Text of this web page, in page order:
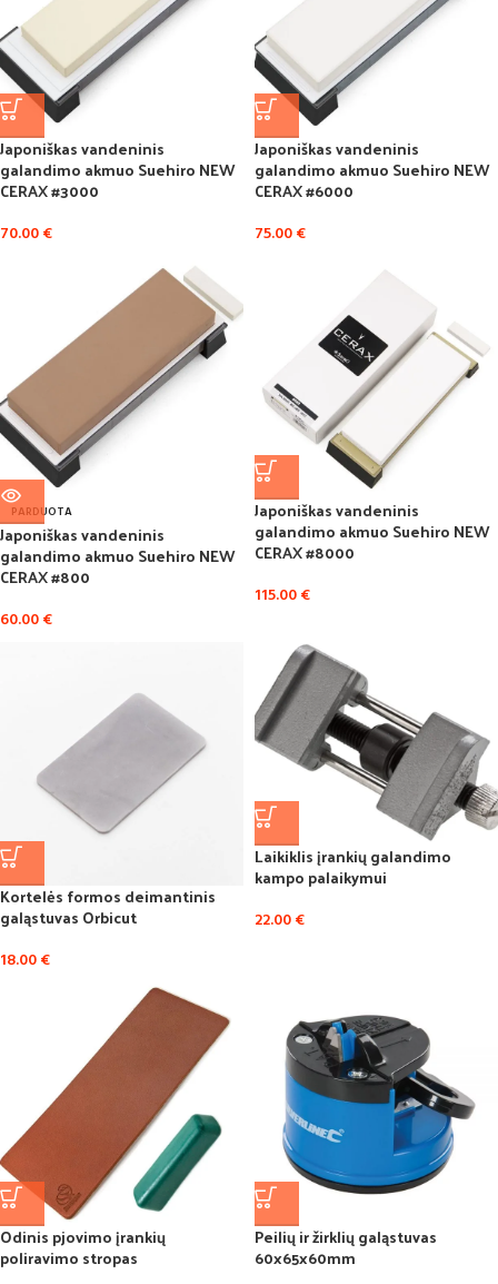
Japoniškas vandeninis
galandimo akmuo Suehiro NEW
CERAX #3000
70.00€
Japoniškas vandeninis
galandimo akmuo Suehiro NEW
CERAX #6000
75.00€
PARDUOTA
Japoniškas vandeninis
galandimo akmuo Suehiro NEW
CERAX #800
60.00€
Japoniškas vandeninis
galandimo akmuo Suehiro NEW
CERAX #8000
115.00€
Kortelės formos deimantinis
galąstuvas Orbicut
18.00€
Laikiklis įrankių galandimo
kampo palaikymui
22.00€
Odinis pjovimo įrankių
poliravimo stropas
Peilių ir žirklių galąstuvas
60x65x60mm